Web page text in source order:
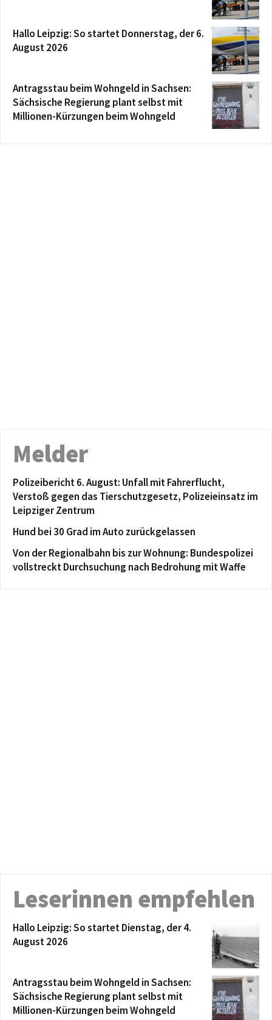
Hallo Leipzig: So startet Donnerstag, der 6.
August 2026
Antragsstau beim Wohngeld in Sachsen:
Sächsische Regierung plant selbst mit
Millionen-Kürzungen beim Wohngeld
Melder
Polizeibericht 6. August: Unfall mit Fahrerflucht,
Verstoß gegen das Tierschutzgesetz, Polizeieinsatz im
Leipziger Zentrum
Hund bei 30 Grad im Auto zurückgelassen
Von der Regionalbahn bis zur Wohnung: Bundespolizei
vollstreckt Durchsuchung nach Bedrohung mit Waffe
Leserinnen empfehlen
Hallo Leipzig: So startet Dienstag, der 4.
August 2026
Antragsstau beim Wohngeld in Sachsen:
Sächsische Regierung plant selbst mit
Millionen-Kürzungen beim Wohngeld